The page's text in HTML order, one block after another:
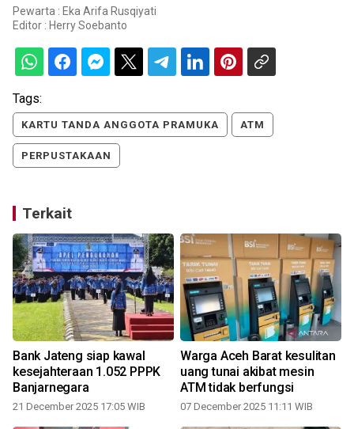
Pewarta : Eka Arifa Rusqiyati
Editor : Herry Soebanto
Tags:
KARTU TANDA ANGGOTA PRAMUKA ATM
PERPUSTAKAAN
Terkait
Bank Jateng siap kawal
kesejahteraan 1.052 PPPK
Banjarnegara
21 December 2025 17:05 WIB
Warga Aceh Barat kesulitan
uang tunai akibat mesin
ATM tidak berfungsi
07 December 2025 11:11 WIB